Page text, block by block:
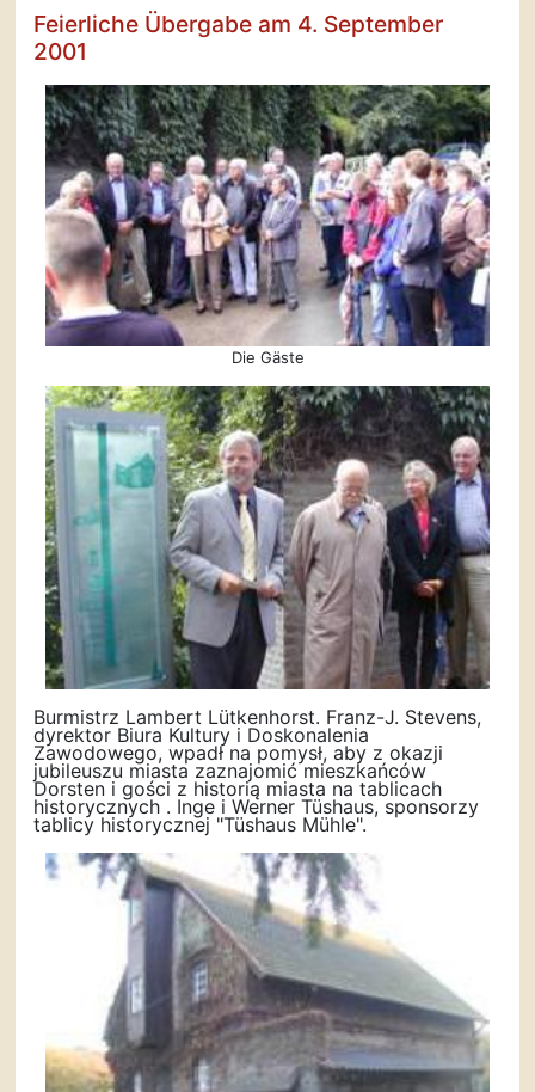
Feierliche Übergabe am 4. September
2001
Die Gäste
Burmistrz Lambert Lütkenhorst. Franz-J. Stevens,
dyrektor Biura Kultury i Doskonalenia
Zawodowego, wpadł na pomysł, aby z okazji
jubileuszu miasta zaznajomić mieszkańców
Dorsten i gości z historią miasta na tablicach
historycznych . Inge i Werner Tüshaus, sponsorzy
tablicy historycznej "Tüshaus Mühle".